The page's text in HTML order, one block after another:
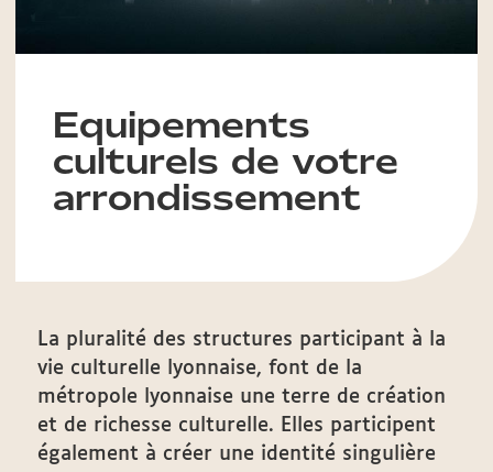
Equipements
culturels de votre
arrondissement
La pluralité des structures participant à la
vie culturelle lyonnaise, font de la
métropole lyonnaise une terre de création
et de richesse culturelle. Elles participent
également à créer une identité singulière